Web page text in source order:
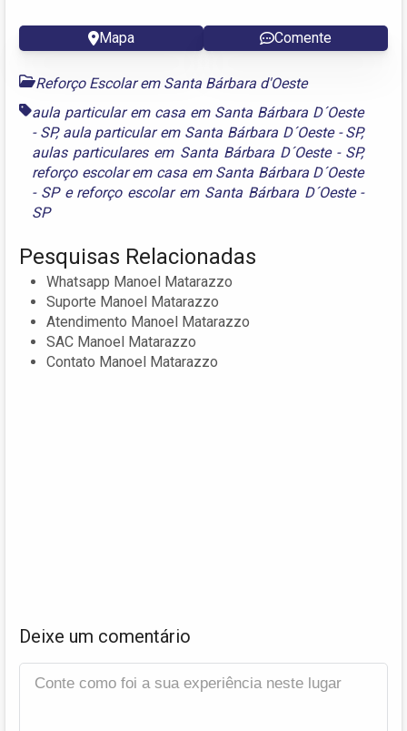
Mapa Comente
Reforço Escolar em Santa Bárbara d'Oeste
aula particular em casa em Santa Bárbara D´Oeste
- SP, aula particular em Santa Bárbara D´Oeste - SP,
aulas particulares em Santa Bárbara D´Oeste - SP,
reforço escolar em casa em Santa Bárbara D´Oeste
- SPe reforço escolar em Santa Bárbara D´Oeste -
SP
Pesquisas Relacionadas
Whatsapp Manoel Matarazzo
Suporte Manoel Matarazzo
Atendimento Manoel Matarazzo
SAC Manoel Matarazzo
Contato Manoel Matarazzo
Deixe um comentário